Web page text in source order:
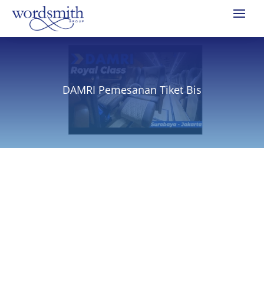
DAMRI Pemesanan Tiket Bis